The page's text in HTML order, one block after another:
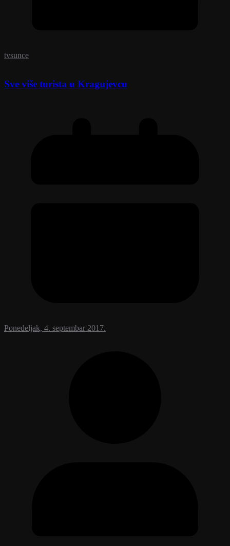
tvsunce
Sve više turista u Kragujevcu
Ponedeljak, 4. septembar 2017.